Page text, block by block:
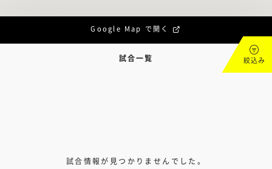
Google Map で開く
試合一覧 絞込み
試合情報が見つかりませんでした。